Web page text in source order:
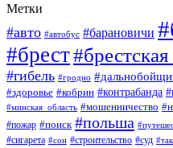
Метки
#авто #автобус #барановичи
#брест
#гибель #гродно
#здоровье #кобрин #контрабанда
#минская_область #мошенничество
#пожар #поиск #польша
#сигарета #сон #строительство #суд